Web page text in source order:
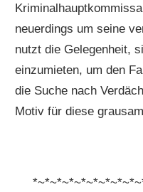
neuerdings um seine
nutzt die Gelegenheit,
einzumieten, um den
die Suche nach
Motiv für diese